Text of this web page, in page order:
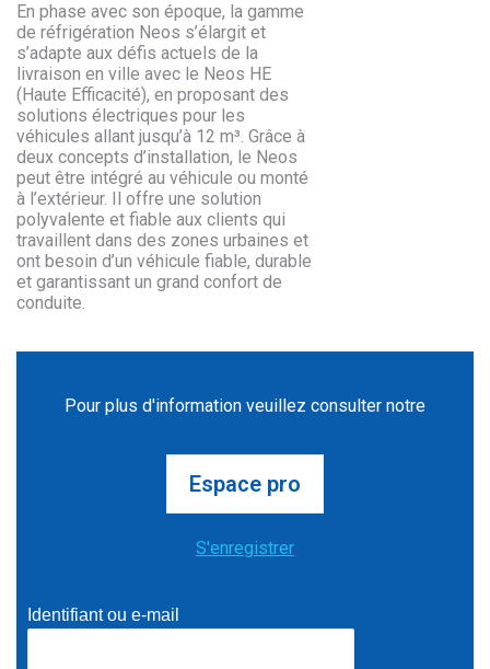
En phase avec son époque, la gamme
de réfrigération Neos s’élargit et
s’adapte aux défis actuels de la
livraison en ville avec le Neos HE
(Haute Efficacité), en proposant des
solutions électriques pour les
véhicules allant jusqu’à 12 m³. Grâce à
deux concepts d’installation, le Neos
peut être intégré au véhicule ou monté
à l’extérieur. Il offre une solution
polyvalente et fiable aux clients qui
travaillent dans des zones urbaines et
ont besoin d’un véhicule fiable, durable
et garantissant un grand confort de
conduite.
Pour plus d'information veuillez consulter notre
Espace pro
S'enregistrer
Identifiant ou e-mail